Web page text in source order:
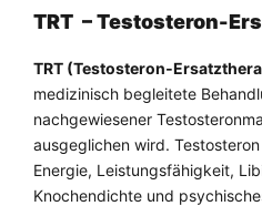
TRT – Testosteron-
TRT
medizinisch begleitete
nachgewiesener
ausgeglichen wird.
Energie, Leistungsfähigkeit,
Knochendichte und